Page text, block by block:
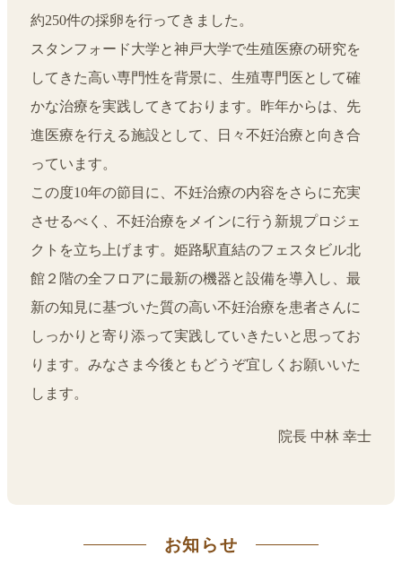
約250件の採卵を行ってきました。
スタンフォード大学と神戸大学で生殖医療の研究を
してきた高い専門性を背景に、生殖専門医として確
かな治療を実践してきております。昨年からは、先
進医療を行える施設として、日々不妊治療と向き合
っています。
この度10年の節目に、不妊治療の内容をさらに充実
させるべく、不妊治療をメインに行う新規プロジェ
クトを立ち上げます。姫路駅直結のフェスタビル北
館２階の全フロアに最新の機器と設備を導入し、最
新の知見に基づいた質の高い不妊治療を患者さんに
しっかりと寄り添って実践していきたいと思ってお
ります。みなさま今後ともどうぞ宜しくお願いいた
します。
院長 中林 幸士
お知らせ